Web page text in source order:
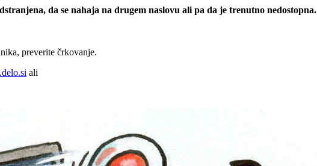
da se nahaja na drugem naslovu ali pa da je trenutno nedostopna.
preverite črkovanje.
ali